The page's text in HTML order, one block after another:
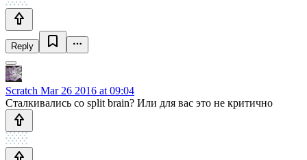
Reply
Scratch Mar 26 2016 at 09:04
Сталкивались со split brain? Или для вас это не критично